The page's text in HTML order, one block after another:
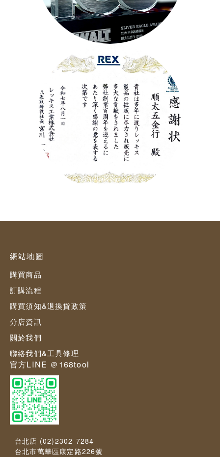
網站地圖
購買商品
訂購流程
購買須知&退換貨政策
分店資訊
關於我們
聯絡我們&工具修理
官方LINE ＠168tool
台北店 (02)2302-7284
台北市萬華區康定路226號